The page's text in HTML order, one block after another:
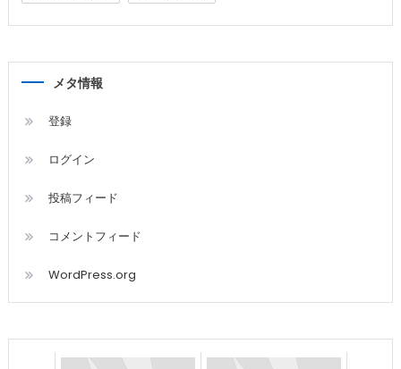
メタ情報
登録
ログイン
投稿フィード
コメントフィード
WordPress.org